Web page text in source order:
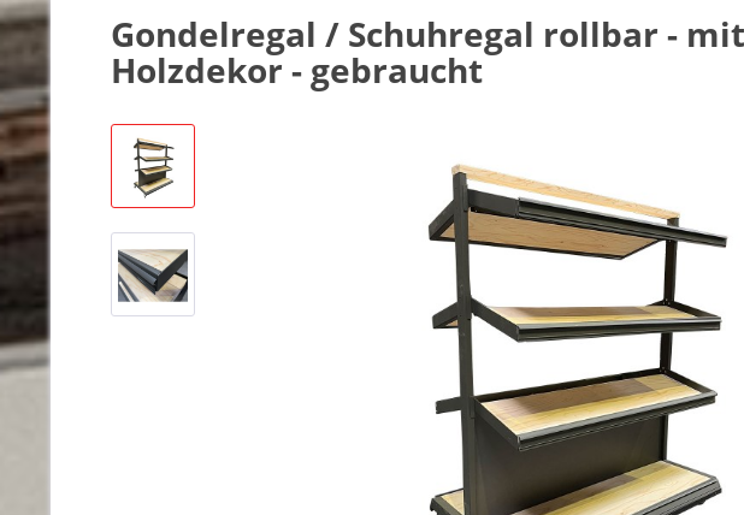
Gondelregal / Schuhregal rollbar -
Holzdekor - gebraucht